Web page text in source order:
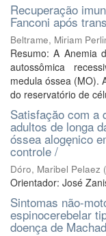
Recuperação
Fanconi após
Beltrame, Miriam
Resumo: A Anemia
autossômica
medula óssea (MO).
do reservatório de
Satisfaçăo com a
adultos de longa
óssea alogęnico
controle /
Dóro, Maribel Pelaez (
Orientador: José
Sintomas não-
espinocerebelar
doença de